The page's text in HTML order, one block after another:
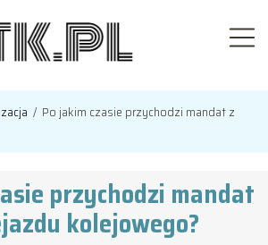
/ Po jakim czasie przychodzi mandat z
przychodzi mandat
kolejowego?